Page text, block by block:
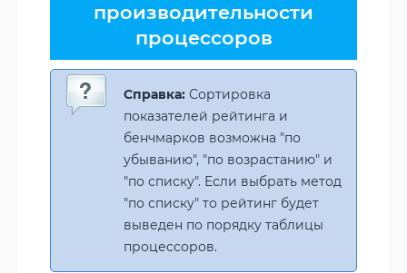
производительности
процессоров
Справка: Сортировка
показателей рейтинга и
бенчмарков возможна "по
убыванию", "по возрастанию" и
"по списку". Если выбрать метод
"по списку" то рейтинг будет
выведен по порядку таблицы
процессоров.